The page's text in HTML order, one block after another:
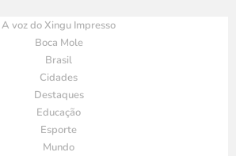
A voz do Xingu Impresso
Boca Mole
Brasil
Cidades
Destaques
Educação
Esporte
Mundo